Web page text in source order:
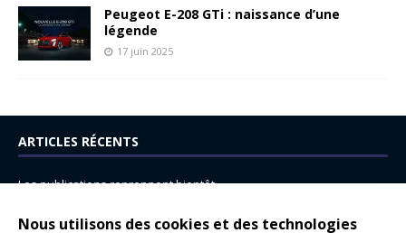
Nous utilisons des cookies et des technologies
Peugeot E-208 GTi : naissance d’une
légende
17 juin 2025
ARTICLES RÉCENTS
Les publications reprennent bientôt…